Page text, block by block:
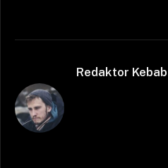
Redaktor Kebab